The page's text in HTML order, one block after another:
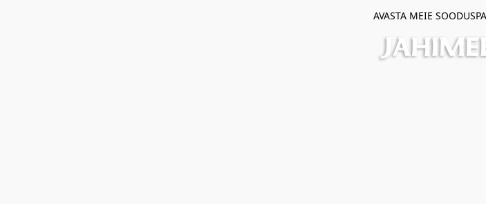
AVASTA MEIE